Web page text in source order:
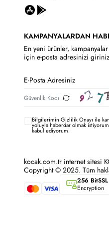
KAMPANYALARDAN
En yeni ürünler,
için e-posta adresinizi
Bilgilerimin Gizlilik Onayı ile
yoluyla haberdar olmak
kabul ediyorum.
kocak.com.tr internet sitesi
Copyright © 2025. Tüm
256 BitSSL
Encryption